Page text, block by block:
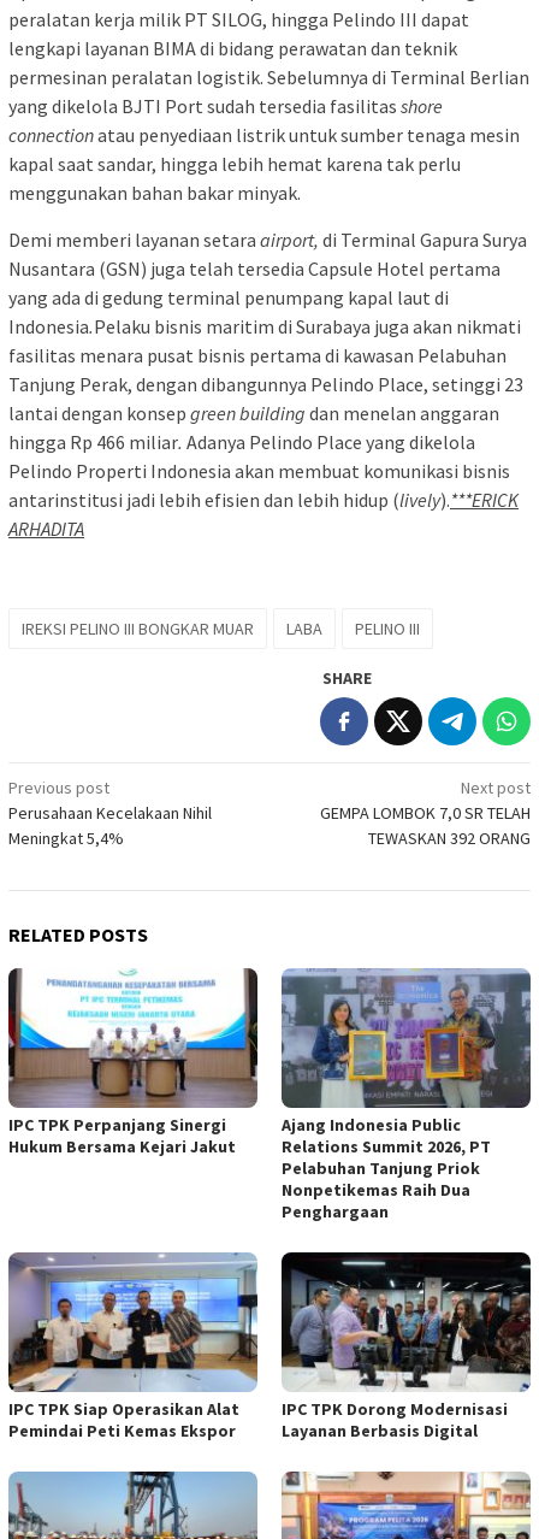
peralatan kerja milik PT SILOG, hingga Pelindo III dapat
lengkapi layanan BIMA di bidang perawatan dan teknik
permesinan peralatan logistik. Sebelumnya di Terminal Berlian
yang dikelola BJTI Port sudah tersedia fasilitas shore
connectionatau penyediaan listrik untuk sumber tenaga mesin
kapal saat sandar, hingga lebih hemat karena tak perlu
menggunakan bahan bakar minyak.
Demi memberi layanan setara airport, di Terminal Gapura Surya
Nusantara (GSN) juga telah tersedia Capsule Hotel pertama
yang ada di gedung terminal penumpang kapal laut di
Indonesia.Pelaku bisnis maritim di Surabaya juga akan nikmati
fasilitas menara pusat bisnis pertama di kawasan Pelabuhan
Tanjung Perak, dengan dibangunnya Pelindo Place, setinggi 23
lantai dengan konsep green building dan menelan anggaran
hingga Rp 466 miliar. Adanya Pelindo Place yang dikelola
Pelindo Properti Indonesia akan membuat komunikasi bisnis
antarinstitusi jadi lebih efisien dan lebih hidup (lively).***ERICK
ARHADITA
IREKSI PELINO III BONGKAR MUAR LABA PELINO III
SHARE
Post
navigation
Previous post
Perusahaan Kecelakaan Nihil
Meningkat 5,4%
Next post
GEMPA LOMBOK 7,0 SR TELAH
TEWASKAN 392 ORANG
RELATED POSTS
IPC TPK Perpanjang Sinergi
Hukum Bersama Kejari Jakut
Ajang Indonesia Public
Relations Summit 2026, PT
Pelabuhan Tanjung Priok
Nonpetikemas Raih Dua
Penghargaan
IPC TPK Siap Operasikan Alat
Pemindai Peti Kemas Ekspor
IPC TPK Dorong Modernisasi
Layanan Berbasis Digital